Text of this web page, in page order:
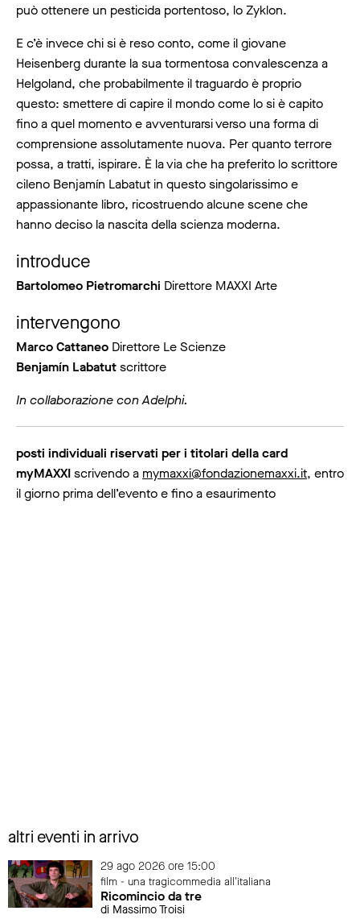
può ottenere un pesticida portentoso, lo Zyklon.
E c’è invece chi si è reso conto, come il giovane
Heisenberg durante la sua tormentosa convalescenza a
Helgoland, che probabilmente il traguardo è proprio
questo: smettere di capire il mondo come lo si è capito
fino a quel momento e avventurarsi verso una forma di
comprensione assolutamente nuova. Per quanto terrore
possa, a tratti, ispirare. È la via che ha preferito lo scrittore
cileno Benjamín Labatut in questo singolarissimo e
appassionante libro, ricostruendo alcune scene che
hanno deciso la nascita della scienza moderna.
introduce
Bartolomeo Pietromarchi Direttore MAXXI Arte
intervengono
Marco Cattaneo Direttore Le Scienze
Benjamín Labatutscrittore
In collaborazione con Adelphi.
posti individuali riservati per i titolari della card
myMAXXIscrivendo a mymaxxi@fondazionemaxxi.it, entro
il giorno prima dell’evento e fino a esaurimento
altri eventi in arrivo
29 ago 2026 ore 15:00
film - una tragicommedia all'italiana
Ricomincio da tre
di Massimo Troisi